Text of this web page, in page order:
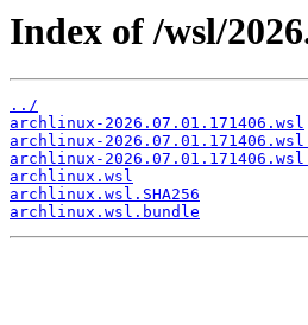
Index of /wsl/
../
archlinux-2026.07.01.171406.wsl
archlinux-
archlinux-
archlinux.wsl
archlinux.wsl.SHA256
archlinux.wsl.bundle